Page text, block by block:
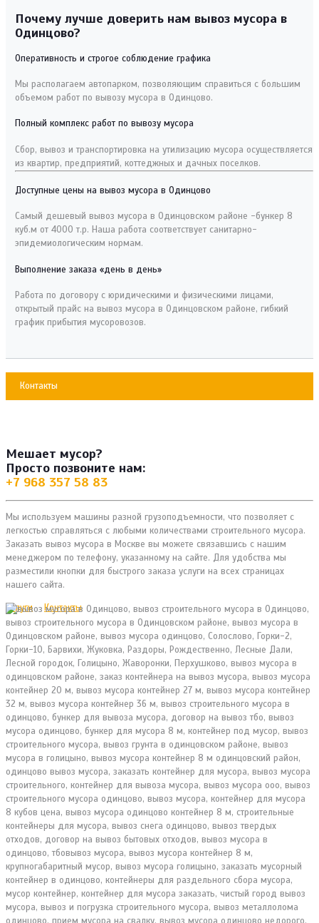
Почему лучше доверить нам вывоз мусора в
Одинцово?
Оперативность и строгое соблюдение графика
Мы располагаем автопарком, позволяющим справиться с большим
объемом работ по вывозу мусора в Одинцово.
Полный комплекс работ по вывозу мусора
Сбор, вывоз и транспортировка на утилизацию мусора осуществляется
из квартир, предприятий, коттеджных и дачных поселков.
Доступные цены на вывоз мусора в Одинцово
Самый дешевый вывоз мусора в Одинцовском районе -бункер 8
куб.м от 4000 т.р. Наша работа соответствует санитарно-
эпидемиологическим нормам.
Выполнение заказа «день в день»
Работа по договору с юридическими и физическими лицами,
открытый прайс на вывоз мусора в Одинцовском районе, гибкий
график прибытия мусоровозов.
Контакты
Мешает мусор?
Просто позвоните нам:
+7 968 357 58 83
Мы используем машины разной грузоподъемности, что позволяет с
легкостью справляться с любыми количествами строительного мусора.
Заказать вывоз мусора в Москве вы можете связавшись с нашим
менеджером по телефону, указанному на сайте. Для удобства мы
разместили кнопки для быстрого заказа услуги на всех страницах
нашего сайта.
Услуги
Контакты